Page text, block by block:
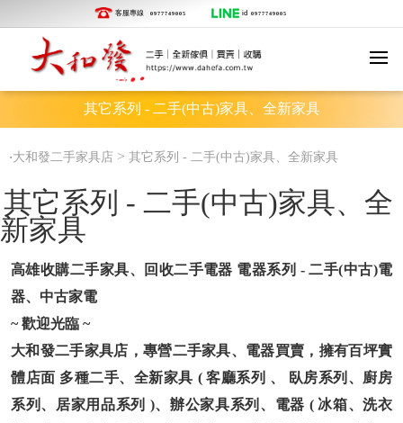
客服專線 0977749005 id 0977749005
其它系列 - 二手(中古)家具、全新家具
‧大和發二手家具店 > 其它系列 - 二手(中古)家具、全新家具
其它系列 - 二手(中古)家具、全
新家具
高雄收購二手家具、回收二手電器 電器系列 - 二手(中古)電
器、中古家電
~ 歡迎光臨 ~
大和發二手家具店，專營二手家具、電器買賣，擁有百坪實
體店面 多種二手、全新家具 ( 客廳系列 、 臥房系列、廚房
系列、居家用品系列 )、辦公家具系列、電器 ( 冰箱、洗衣